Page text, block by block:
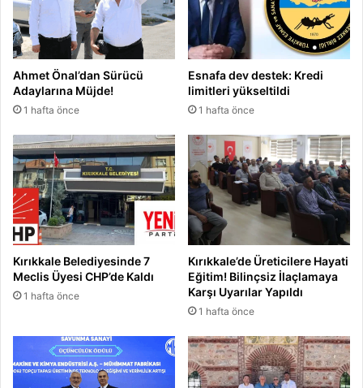
n
T
l
Ahmet Önal’dan Sürücü
Adaylarına Müjde!
1 hafta önce
Esnafa dev destek: Kredi
limitleri yükseltildi
1 hafta önce
Kırıkkale Belediyesinde 7
Meclis Üyesi CHP’de Kaldı
1 hafta önce
Kırıkkale’de Üreticilere Hayati
Eğitim! Bilinçsiz İlaçlamaya
Karşı Uyarılar Yapıldı
1 hafta önce